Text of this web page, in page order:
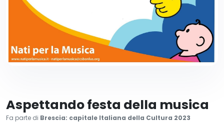
Aspettando festa della musica
Fa parte di Brescia: capitale Italiana della Cultura 2023